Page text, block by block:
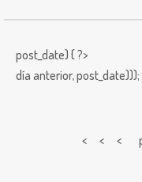
post_date) { ?>
día anterior,post_date)));
< < <